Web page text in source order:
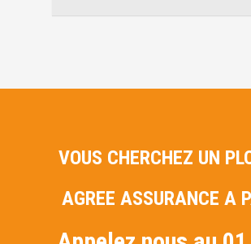
VOUS CHERCHEZ UN
AGREE ASSURANCE A